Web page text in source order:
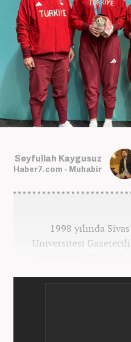
Seyfullah Kaygusuz
Haber7.com - Muhabir
1998 yılında
Üniversitesi
Gazeteciliğe 2016